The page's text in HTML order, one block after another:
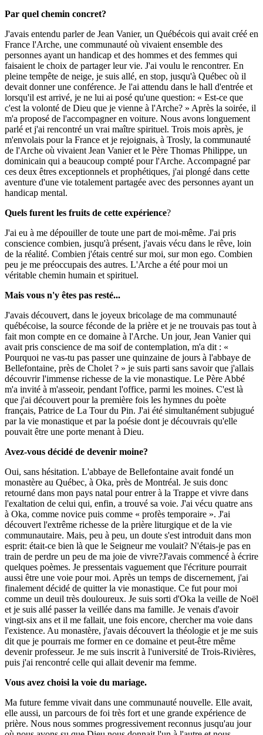
Par quel chemin concret?
J'avais entendu parler de Jean Vanier, un Québécois qui avait créé en
France l'Arche, une communauté où vivaient ensemble des
personnes ayant un handicap et des hommes et des femmes qui
faisaient le choix de partager leur vie. J'ai voulu le rencontrer. En
pleine tempête de neige, je suis allé, en stop, jusqu'à Québec où il
devait donner une conférence. Je l'ai attendu dans le hall d'entrée et
lorsqu'il est arrivé, je ne lui ai posé qu'une question: « Est-ce que
c'est la volonté de Dieu que je vienne à l'Arche? » Après la soirée, il
m'a proposé de l'accompagner en voiture. Nous avons longuement
parlé et j'ai rencontré un vrai maître spirituel. Trois mois après, je
m'envolais pour la France et je rejoignais, à Trosly, la communauté
de l'Arche où vivaient Jean Vanier et le Père Thomas Philippe, un
dominicain qui a beaucoup compté pour l'Arche. Accompagné par
ces deux êtres exceptionnels et prophétiques, j'ai plongé dans cette
aventure d'une vie totalement partagée avec des personnes ayant un
handicap mental.
Quels furent les fruits de cette expérience?
J'ai eu à me dépouiller de toute une part de moi-même. J'ai pris
conscience combien, jusqu'à présent, j'avais vécu dans le rêve, loin
de la réalité. Combien j'étais centré sur moi, sur mon ego. Combien
peu je me préoccupais des autres. L'Arche a été pour moi un
véritable chemin humain et spirituel.
Mais vous n'y êtes pas resté...
J'avais découvert, dans le joyeux bricolage de ma communauté
québécoise, la source féconde de la prière et je ne trouvais pas tout à
fait mon compte en ce domaine à l'Arche. Un jour, Jean Vanier qui
avait pris conscience de ma soif de contemplation, m'a dit : «
Pourquoi ne vas-tu pas passer une quinzaine de jours à l'abbaye de
Bellefontaine, près de Cholet ? » je suis parti sans savoir que j'allais
découvrir l'immense richesse de la vie monastique. Le Père Abbé
m'a invité à m'asseoir, pendant l'office, parmi les moines. C'est là
que j'ai découvert pour la première fois les hymnes du poète
français, Patrice de La Tour du Pin. J'ai été simultanément subjugué
par la vie monastique et par la poésie dont je découvrais qu'elle
pouvait être une porte menant à Dieu.
Avez-vous décidé de devenir moine?
Oui, sans hésitation. L'abbaye de Bellefontaine avait fondé un
monastère au Québec, à Oka, près de Montréal. Je suis donc
retourné dans mon pays natal pour entrer à la Trappe et vivre dans
l'exaltation de celui qui, enfin, a trouvé sa voie. J'ai vécu quatre ans
à Oka, comme novice puis comme « profès temporaire ». J'ai
découvert l'extrême richesse de la prière liturgique et de la vie
communautaire. Mais, peu à peu, un doute s'est introduit dans mon
esprit: était-ce bien là que le Seigneur me voulait? N'étais-je pas en
train de perdre un peu de ma joie de vivre?J'avais commencé à écrire
quelques poèmes. Je pressentais vaguement que l'écriture pourrait
aussi être une voie pour moi. Après un temps de discernement, j'ai
finalement décidé de quitter la vie monastique. Ce fut pour moi
comme un deuil très douloureux. Je suis sorti d'Oka la veille de Noël
et je suis allé passer la veillée dans ma famille. Je venais d'avoir
vingt-six ans et il me fallait, une fois encore, chercher ma voie dans
l'existence. Au monastère, j'avais découvert la théologie et je me suis
dit que je pourrais me former en ce domaine et peut-être même
devenir professeur. Je me suis inscrit à l'université de Trois-Rivières,
puis j'ai rencontré celle qui allait devenir ma femme.
Vous avez choisi la voie du mariage.
Ma future femme vivait dans une communauté nouvelle. Elle avait,
elle aussi, un parcours de foi très fort et une grande expérience de
prière. Nous nous sommes progressivement reconnus jusqu'au jour